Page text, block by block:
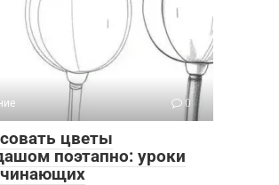
0
цветы
поэтапно: уроки